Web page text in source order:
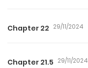
Chapter 22 29/11/2024
Chapter 21.5 29/11/2024